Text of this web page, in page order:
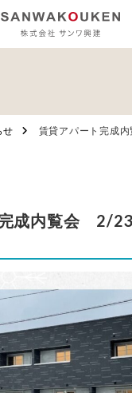
せ
賃貸アパート完成
成内覧会 2/